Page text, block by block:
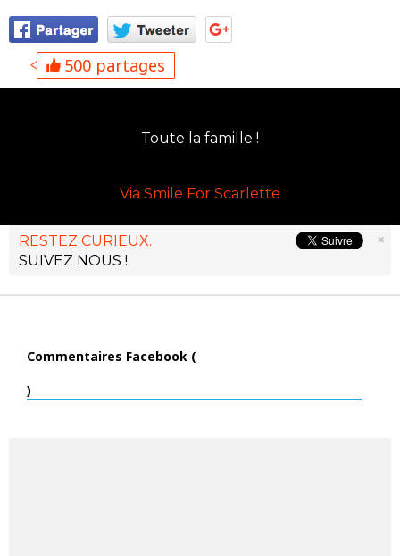
500 partages
Toute la famille !
Via Smile For Scarlette
×
RESTEZ CURIEUX.
SUIVEZ NOUS !
Commentaires Facebook (
)